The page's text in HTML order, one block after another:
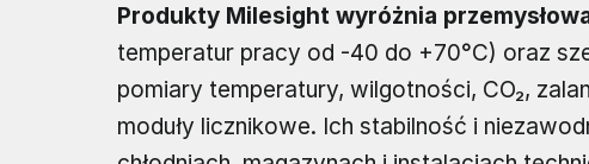
Produkty Milesight wyróżnia
temperatur pracy od -40 do +70°C) oraz
pomiary temperatury, wilgotności, CO₂,
moduły licznikowe. Ich stabilność i